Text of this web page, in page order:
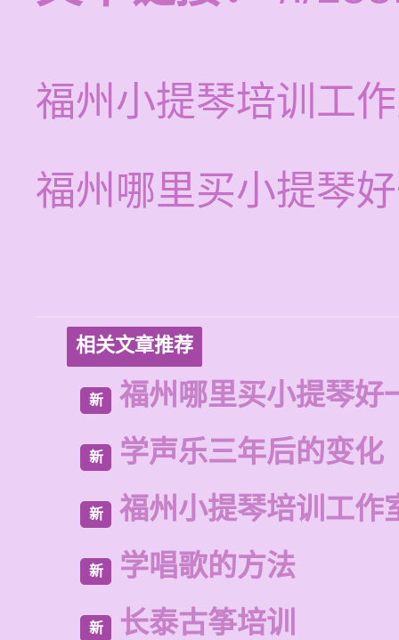
福州小提琴培训工
福州哪里买小提琴
相关文章推荐
新 福州哪里买小提琴好
新 学声乐三年后的变化
新 福州小提琴培训工作
新 学唱歌的方法
新 长泰古筝培训